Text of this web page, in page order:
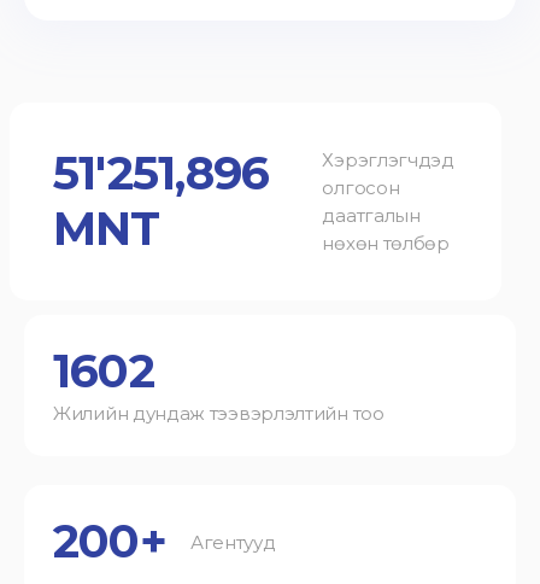
51'251,896
MNT
Хэрэглэгчдэд
олгосон
даатгалын
нөхөн төлбөр
1602
Жилийн дундаж тээвэрлэлтийн тоо
200+ Агентууд